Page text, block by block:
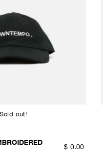
Sold out!
$ 0.00